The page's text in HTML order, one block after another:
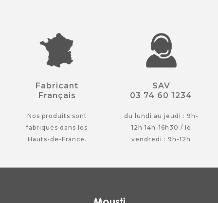
Fabricant
Français
Nos produits sont
fabriqués dans les
Hauts-de-France.
SAV
03 74 60 1234
du lundi au jeudi : 9h-
12h 14h-16h30 / le
vendredi : 9h-12h